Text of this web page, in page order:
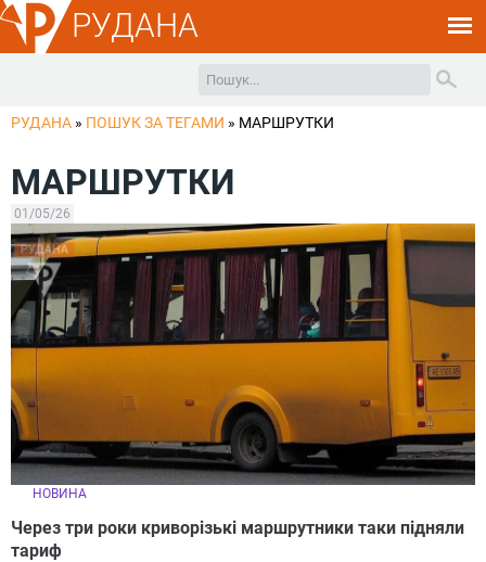
РУДАНА
РУДАНА » ПОШУК ЗА ТЕГАМИ » МАРШРУТКИ
МАРШРУТКИ
01/05/26
НОВИНА
Через три роки криворізькі маршрутники таки підняли
тариф